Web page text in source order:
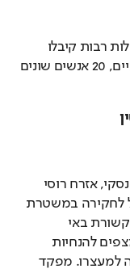
אתמול נשיא לבנון אמר שמאז 2013, ממשלות רבות קיבלו
אזהרה על המטען הנפיץ של הרוזוס. בינתיים, 20 אנשים שונים
בתוך כך, בעלי חברת הספנות, איגור גרשונסקי, אזרח רוסי
המתגורר בלימסול, קפריסין, עוכב אתמול לחקירה במשטרת
קפריסין - אך שוחרר לאחר תשאול. כלי תקשורת באי
דיווחו שבמשטרת קפריסין אמרו כי הם מצפים להנחיות
מהאינטרפול בעניינו, ונכון לעכשיו אין עילה למעצרו. מפקד